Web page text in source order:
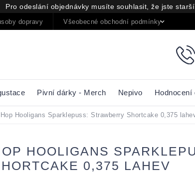
Pro odeslání objednávky musíte souhlasit, že jste starší
dopravy Všeobecné obchodní podmínky
Pivní dárky - Merch Nepivo Hodnocení
Hop Hooligans Sparklepuss: Strawberry Shortcake 0,375
HOOLIGANS
0,375 LAHEV